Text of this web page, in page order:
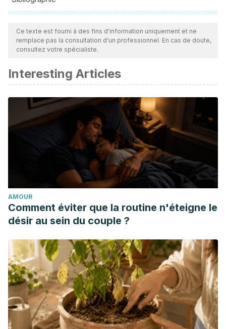
Toutes les sources citées ont été examinées en profondeur
par notre équipe pour garantir leur qualité, leur fiabilité, leur
actualité et leur validité. La bibliographie de cet article a été
ou scientifique
Datos sobre la vitamina A. (n.d.). Retrieved from
http://ods.od.nih.gov
Francisco Toquero de la Torre, C., Zarco Rodríguez, J.,
Aida Fernández Escobedo, A., Dra Marta Cuervo Zapatel
Dra Miren Iosune Zubieta Dra Mercedes Muñoz Hornillos,
A., Troglia, T., Isabel García Jalón, D., … Aranceta Bartrina,
J. (n.d.). Atención Primaria de Calidad una alimentación
cardiosaludable. Retrieved from
https://www.cgcom.es/sites/default/files/
Ce texte est fourni à des fins d'information uniquement et ne
remplace pas la consultation d'un professionnel. En cas de doute,
consultez votre spécialiste.
Interesting Articles
AMOUR
Comment éviter que la routine n'éteigne le
désir au sein du couple ?